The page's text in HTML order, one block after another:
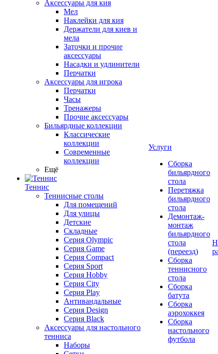
Аксессуары для кия
Мел
Наклейки для кия
Держатели для киев и
мела
Заточки и прочие
аксессуары
Насадки и удлинители
Перчатки
Аксессуары для игрока
Перчатки
Часы
Тренажеры
Прочие аксессуары
Бильярдные коллекции
Классические
коллекции
Современные
коллекции
Ещё
Теннис
Теннисные столы
Для помещений
Для улицы
Детские
Складные
Серия Olympic
Серия Game
Серия Compact
Серия Sport
Серия Hobby
Серия City
Серия Play
Антивандальные
Серия Design
Серия Black
Аксессуары для настольного
тенниса
Наборы
Услуги
Сборка
бильярдного
стола
Перетяжка
бильярдного
стола
Демонтаж-
монтаж
бильярдного
стола
(переезд)
Сборка
теннисного
стола
Сборка
батута
Сборка
аэрохоккея
Сборка
настольного
футбола